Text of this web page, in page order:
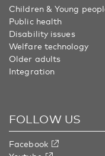
Children & Young
Public health
Disability issues
Welfare technology
Older adults
Integration
FOLLOW US
Facebook